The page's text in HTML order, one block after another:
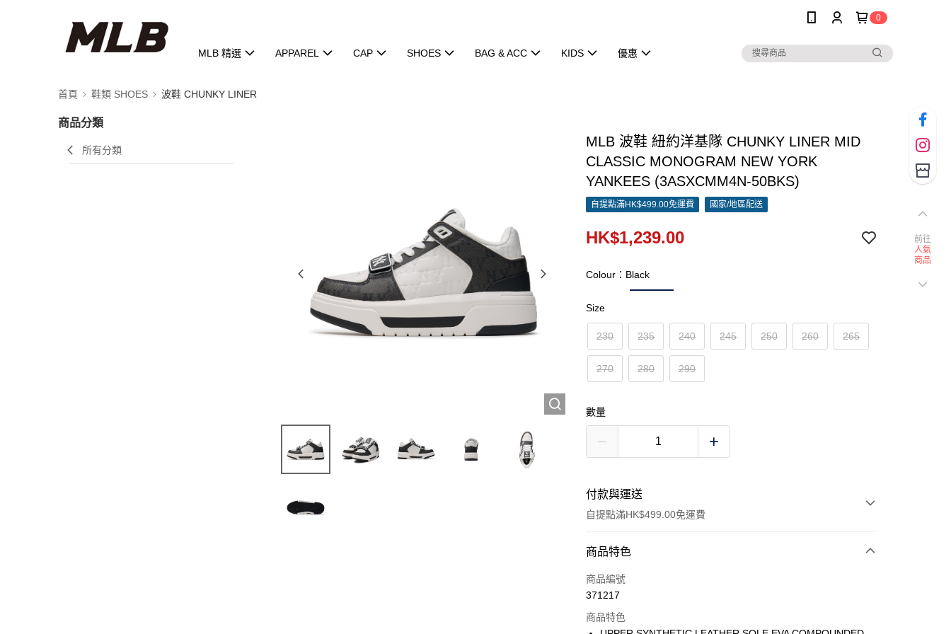
0
MLB 精選 APPAREL CAP SHOES BAG & ACC KIDS 優惠
首頁 鞋類 SHOES 波鞋 CHUNKY LINER
商品分類
所有分類
MLB 波鞋 紐約洋基隊 CHUNKY LINER MID
CLASSIC MONOGRAM NEW YORK
YANKEES (3ASXCMM4N-50BKS)
自提點滿HK$499.00免運費 國家/地區配送
HK$1,239.00
Colour：Black
Size
230 235 240 245 250 260 265
270 280 290
數量
付款與運送
自提點滿HK$499.00免運費
付款方式
信用卡
Google Pay
商品特色
商品編號
371217
商品特色
前往
人氣
商品